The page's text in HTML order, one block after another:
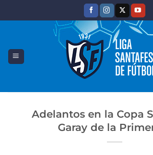
Adelantos en la Copa
Garay de la